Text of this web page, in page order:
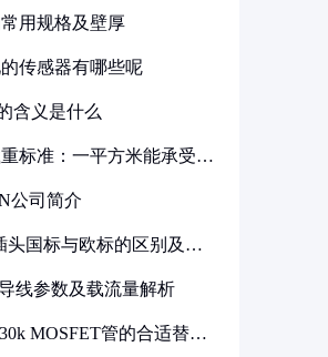
用规格及壁厚
传感器有哪些呢
含义是什么
标准：一平方米能承受多
公司简介
头国标与欧标的区别及其
线参数及载流量解析
MOSFET管的合适替代